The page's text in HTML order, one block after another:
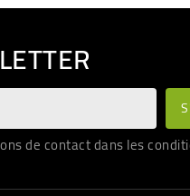
de contact dans les